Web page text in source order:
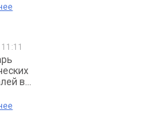
в...